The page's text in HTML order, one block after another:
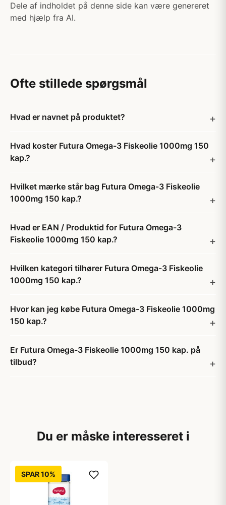
Dele af indholdet på denne side kan være genereret
med hjælp fra AI.
Ofte stillede spørgsmål
Hvad er navnet på produktet?
Hvad koster Futura Omega-3 Fiskeolie 1000mg 150
kap.?
Hvilket mærke står bag Futura Omega-3 Fiskeolie
1000mg 150 kap.?
Hvad er EAN / Produktid for Futura Omega-3
Fiskeolie 1000mg 150 kap.?
Hvilken kategori tilhører Futura Omega-3 Fiskeolie
1000mg 150 kap.?
Hvor kan jeg købe Futura Omega-3 Fiskeolie 1000mg
150 kap.?
Er Futura Omega-3 Fiskeolie 1000mg 150 kap. på
tilbud?
Du er måske interesseret i
SPAR 10%